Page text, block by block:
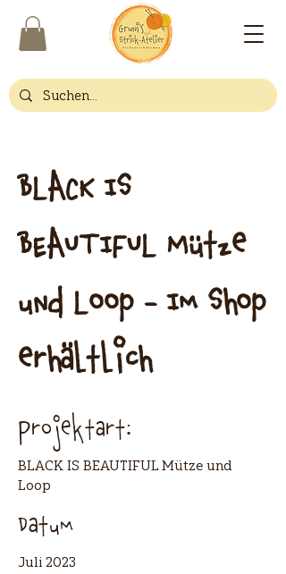
BLACK IS
BEAUTIFUL Mütze
und Loop - Im Shop
erhältlich
Projektart:
BLACK IS BEAUTIFUL Mütze und
Loop
Datum
Juli 2023